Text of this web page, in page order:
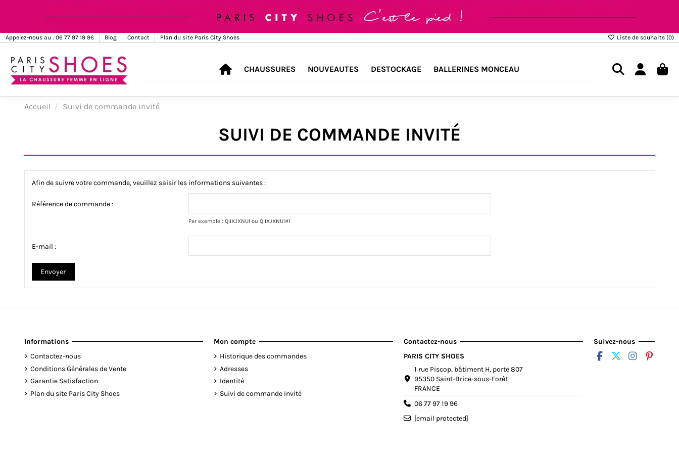
Appelez-nous au : 06 77 97 19 96 Blog Contact Plan du site Paris City Shoes Liste de souhaits (0)
CHAUSSURES NOUVEAUTES DESTOCKAGE BALLERINES MONCEAU
Accueil Suivi de commande invité
SUIVI DE COMMANDE INVITÉ
Afin de suivre votre commande, veuillez saisir les informations suivantes :
Référence de commande :
Par exemple : QIIXJXNUI ou QIIXJXNUI#1
E-mail :
Envoyer
Informations
Contactez-nous
Conditions Générales de Vente
Garantie Satisfaction
Plan du site Paris City Shoes
Mon compte
Historique des commandes
Adresses
Identité
Suivi de commande invité
Contactez-nous
PARIS CITY SHOES
1 rue Piscop, bâtiment H, porte 807
95350 Saint-Brice-sous-Forêt
FRANCE
06 77 97 19 96
[email protected]
Suivez-nous